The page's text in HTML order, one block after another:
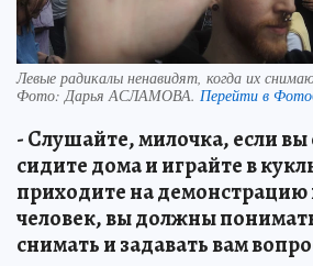
Левые радикалы ненавидят, когда их
Фото: Дарья АСЛАМОВА. Перейти в
- Слушайте, милочка, если
сидите дома и играйте в
приходите на демонстрацию
человек, вы должны
снимать и задавать вам